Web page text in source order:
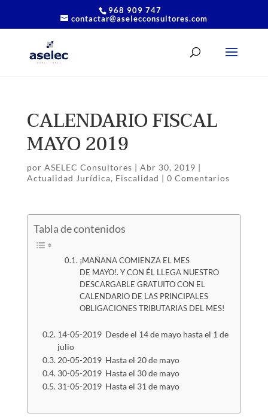
968 909 747
contactar@aselecconsultores.com
CALENDARIO FISCAL
MAYO 2019
por ASELEC Consultores | Abr 30, 2019 |
Actualidad Jurídica, Fiscalidad | 0 Comentarios
Tabla de contenidos
¡MAÑANA COMIENZA EL MES
DE MAYO!. Y CON ÉL LLEGA NUESTRO
DESCARGABLE GRATUITO CON EL
CALENDARIO DE LAS PRINCIPALES
OBLIGACIONES TRIBUTARIAS DEL MES!
14-05-2019 Desde el 14 de mayo hasta el 1 de
julio
20-05-2019 Hasta el 20 de mayo
30-05-2019 Hasta el 30 de mayo
31-05-2019 Hasta el 31 de mayo